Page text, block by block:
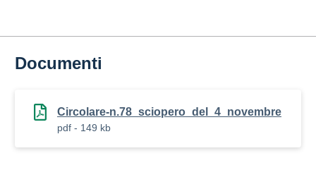
Documenti
Circolare-n.78_sciopero_del_4_novembre
pdf - 149 kb